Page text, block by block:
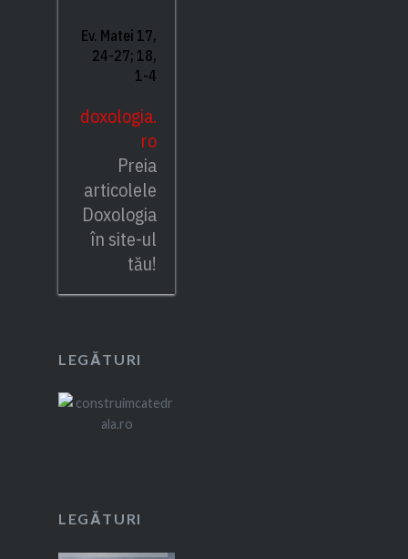
Ev. Matei 17,
24-27; 18,
1-4
doxologia.
ro
Preia
articolele
Doxologia
în site-ul
tău!
LEGĂTURI
LEGĂTURI